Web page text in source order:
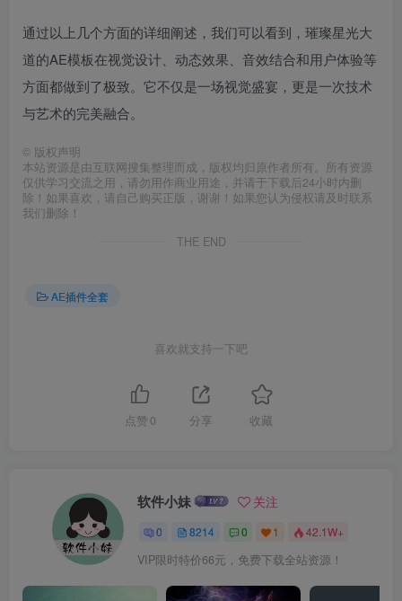
通过以上几个方面的详细阐述，我们可以看到，璀璨星光大
道的AE模板在视觉设计、动态效果、音效结合和用户体验等
方面都做到了极致。它不仅是一场视觉盛宴，更是一次技术
与艺术的完美融合。
© 版权声明
本站资源是由互联网搜集整理而成，版权均归原作者所有。所有资源
仅供学习交流之用，请勿用作商业用途，并请于下载后24小时内删
除！如果喜欢，请自己购买正版，谢谢！如果您认为侵权请及时联系
我们删除！
THE END
AE插件全套
喜欢就支持一下吧
点赞 0 分享 收藏
软件小妹 关注
0 8214 0 1 42.1W+
VIP限时特价66元，免费下载全站资源！